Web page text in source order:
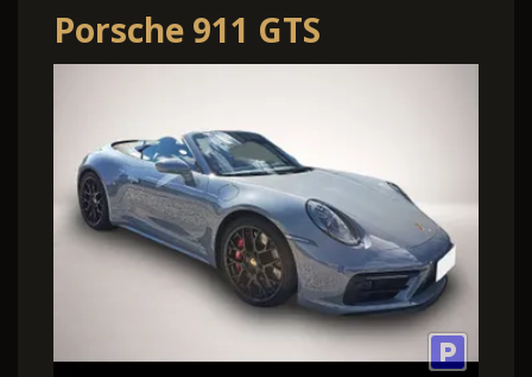
Porsche 911 GTS
Cabriolet Matrix Bose
InnoDrive GT-Lenkr